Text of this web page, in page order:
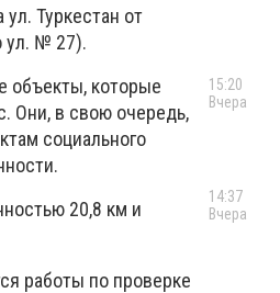
Туркестан от
ул. № 27).
объекты, которые
Они, в свою очередь,
социального
20,8 км и
работы по проверке
15:20
Вчера
14:37
Вчера